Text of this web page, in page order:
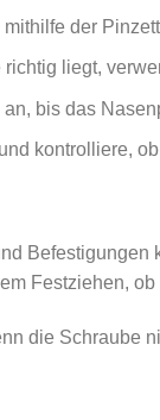
der
liegt,
bis das
kontrolliere,
Festziehen,
die Schraube